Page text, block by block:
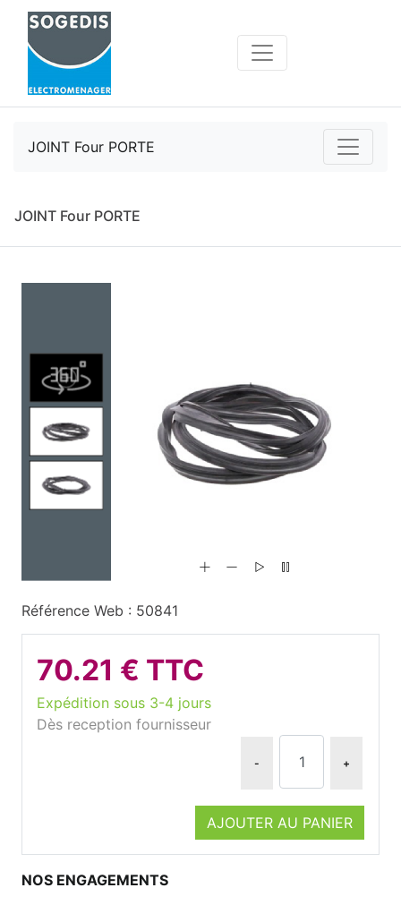
JOINT Four PORTE
JOINT Four PORTE
Référence Web : 50841
70.21 € TTC
Expédition sous 3-4 jours
Dès reception fournisseur
- +
AJOUTER AU PANIER
NOS ENGAGEMENTS